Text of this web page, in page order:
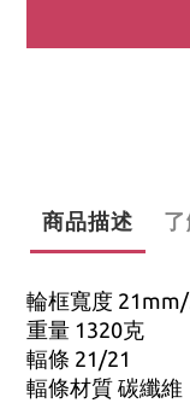
商品描述
輪框寬度
重量 1320克
輻條 21/21
輻條材質 碳纖維